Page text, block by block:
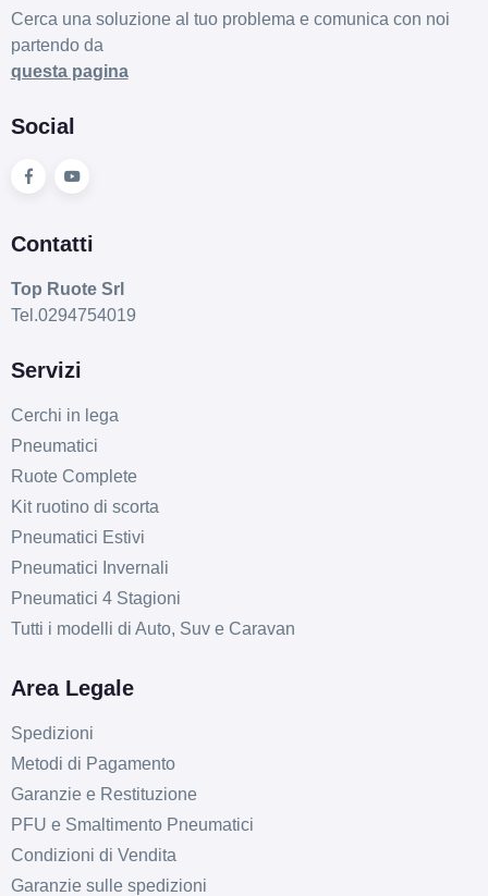
Cerca una soluzione al tuo problema e comunica con noi
partendo da
questa pagina
Social
Contatti
Top Ruote Srl
Tel.0294754019
Servizi
Cerchi in lega
Pneumatici
Ruote Complete
Kit ruotino di scorta
Pneumatici Estivi
Pneumatici Invernali
Pneumatici 4 Stagioni
Tutti i modelli di Auto, Suv e Caravan
Area Legale
Spedizioni
Metodi di Pagamento
Garanzie e Restituzione
PFU e Smaltimento Pneumatici
Condizioni di Vendita
Garanzie sulle spedizioni